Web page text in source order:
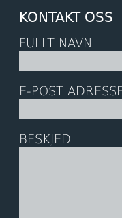
KONTAKT OSS
FULLT NAVN
E-POST
BESKJED